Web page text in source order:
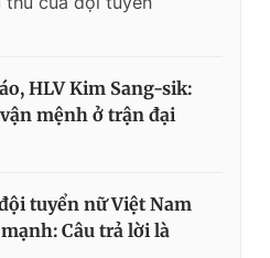
HLV Kim Sang-sik:
mệnh ở trận đại
tuyển nữ Việt Nam
Câu trả lời là